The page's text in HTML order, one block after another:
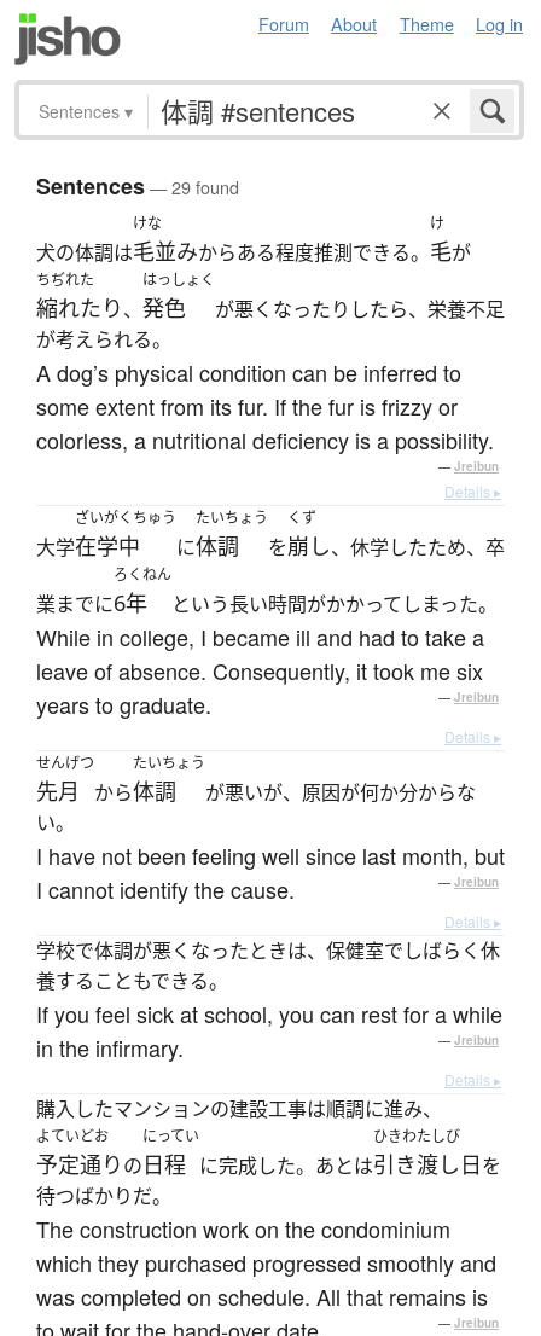
Forum About Theme Log in
Sentences ▾
Sentences— 29 found
犬の体調は
けな
毛並みからある程度推測できる。
け
毛が
ちぢれた
縮れたり、
はっしょく
発色
が悪くなったりしたら、栄養不足
が考えられる。
A dog’s physical condition can be inferred to
some extent from its fur. If the fur is frizzy or
colorless, a nutritional deficiency is a possibility.
— Jreibun
Details ▸
大学
ざいがくちゅう
在学中 に
たいちょう
体調 を
くず
崩し、休学したため、卒
業までに
ろくねん
6年 という長い時間がかかってしまった。
While in college, I became ill and had to take a
leave of absence. Consequently, it took me six
years to graduate.
— Jreibun
Details ▸
せんげつ
先月 から
たいちょう
体調
が悪いが、原因が何か分からな
い。
I have not been feeling well since last month, but
I cannot identify the cause.
— Jreibun
Details ▸
学校で体調が悪くなったときは、保健室でしばらく休
養することもできる。
If you feel sick at school, you can rest for a while
in the infirmary.
— Jreibun
Details ▸
購入したマンションの建設工事は順調に進み、
よていどお
予定通りの
にってい
日程 に完成した。あとは
ひきわたしび
引き渡し日を
待つばかりだ。
The construction work on the condominium
which they purchased progressed smoothly and
was completed on schedule. All that remains is
— Jreibun